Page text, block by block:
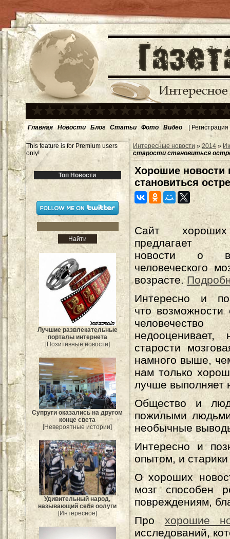
Главная Новости Блог Статьи Фото Видео | Регистрация
This feature is for Premium users
only!
Топ Новости
Лучшие развлекательные
порталы интернета
[Позитивные новости]
Супруги оказались на другом
конце света
[Невероятные истории]
Удивительный народ,
называющий себя оолуги
[Интересное]
Интересные новости » 2014 »
старости становиться
Хорошие новости
становиться
Сайт
предлагает
новости о
человеческого
возрасте.
Интересно и
что возможности
недооценивает,
старости
намного выше,
нам только
лучше выполняет
Общество и
пожилыми
необычные
Интересно и
опытом, и
О хороших
мозг способен
повреждениям,
Про хорошие
исследований,